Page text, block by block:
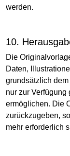
werden.
10.
Die
Daten,
grundsätzlich
nur zur Verfügung
ermöglichen. Die
zurückzugeben,
mehr erforderlich